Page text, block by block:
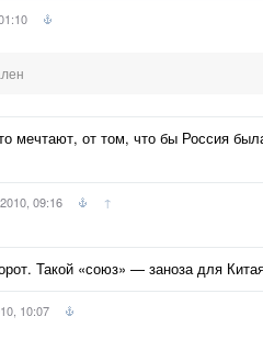
мечтают, от том, что бы Россия
09:16 ↑
Такой «союз» — заноза для
10:07